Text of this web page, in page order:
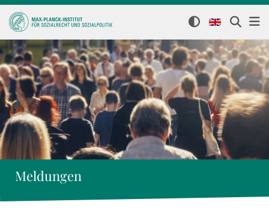
Meldungen